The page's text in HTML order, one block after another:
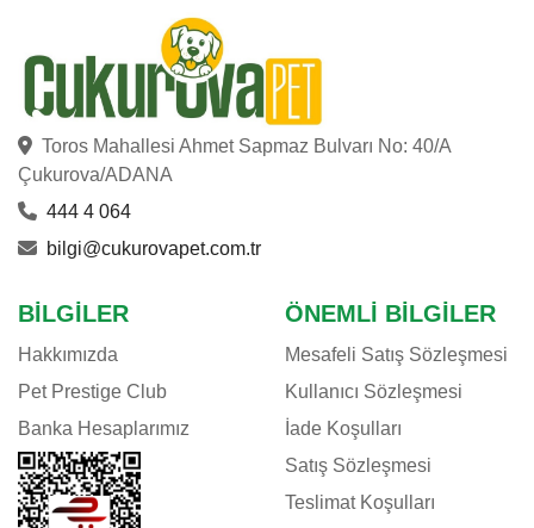
DAYANG
DOG CHOW
DOGIT
DOPHIN
E-JET
EXO TERRA
EZYDOG
FELIX
FERPLAST
Toros Mahallesi Ahmet Sapmaz Bulvarı No: 40/A
Çukurova/ADANA
444 4 064
bilgi@cukurovapet.com.tr
BILGILER
Hakkımızda
Pet Prestige Club
Banka Hesaplarımız
ÖNEMLI BILGILER
Mesafeli Satış Sözleşmesi
Kullanıcı Sözleşmesi
İade Koşulları
Satış Sözleşmesi
Teslimat Koşulları